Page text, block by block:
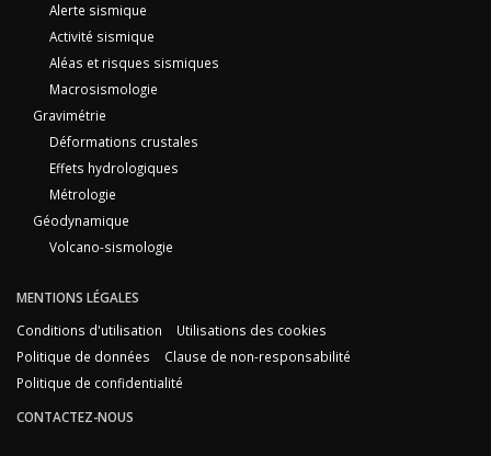
Alerte sismique
Activité sismique
Aléas et risques sismiques
Macrosismologie
Gravimétrie
Déformations crustales
Effets hydrologiques
Métrologie
Géodynamique
Volcano-sismologie
MENTIONS LÉGALES
Conditions d'utilisation
Utilisations des cookies
Politique de données
Clause de non-responsabilité
Politique de confidentialité
CONTACTEZ-NOUS